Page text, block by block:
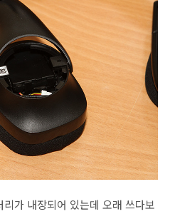
가 내장되어 있는데 오래 쓰다보